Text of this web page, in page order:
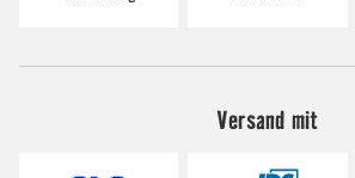
Versand mit